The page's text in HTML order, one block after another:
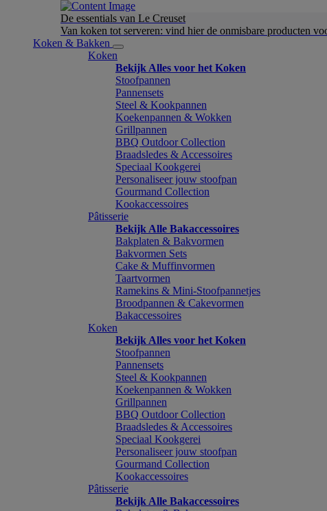
De essentials van Le Creuset
Van koken tot serveren: vind hier de onmisbare producten
Koken & Bakken
Koken
Bekijk Alles voor het Koken
Stoofpannen
Pannensets
Steel & Kookpannen
Koekenpannen & Wokken
Grillpannen
BBQ Outdoor Collection
Braadsledes & Accessoires
Speciaal Kookgerei
Personaliseer jouw stoofpan
Gourmand Collection
Kookaccessoires
Pâtisserie
Bekijk Alle Bakaccessoires
Bakplaten & Bakvormen
Bakvormen Sets
Cake & Muffinvormen
Taartvormen
Ramekins & Mini-Stoofpannetjes
Broodpannen & Cakevormen
Bakaccessoires
Koken
Bekijk Alles voor het Koken
Stoofpannen
Pannensets
Steel & Kookpannen
Koekenpannen & Wokken
Grillpannen
BBQ Outdoor Collection
Braadsledes & Accessoires
Speciaal Kookgerei
Personaliseer jouw stoofpan
Gourmand Collection
Kookaccessoires
Pâtisserie
Bekijk Alle Bakaccessoires